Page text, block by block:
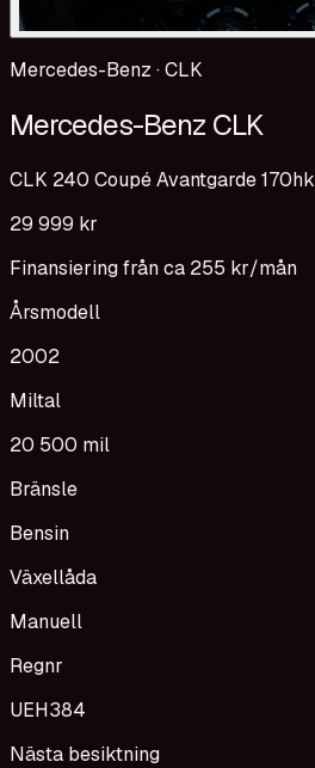
Mercedes-Benz ·CLK
Mercedes-Benz CLK
CLK 240 Coupé Avantgarde 170hk
29 999 kr
Finansiering från ca 255 kr/mån
Årsmodell
2002
Miltal
20 500 mil
Bränsle
Bensin
Växellåda
Manuell
Regnr
UEH384
Nästa besiktning